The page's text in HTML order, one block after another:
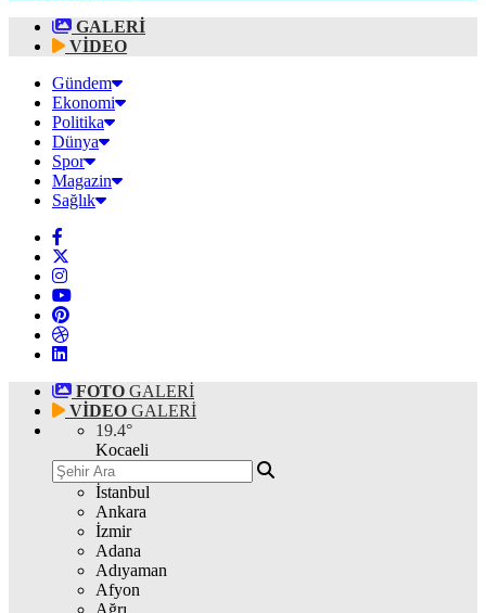
GALERİ
VİDEO
Gündem
Ekonomi
Politika
Dünya
Spor
Magazin
Sağlık
FOTO GALERİ
VİDEO GALERİ
19.4°
Kocaeli
İstanbul
Ankara
İzmir
Adana
Adıyaman
Afyon
Ağrı